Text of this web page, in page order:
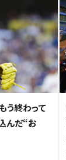
う終わって
んだ“お